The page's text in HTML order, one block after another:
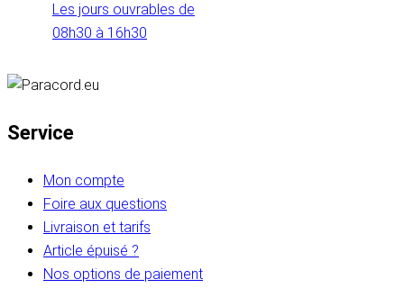
Les jours ouvrables de
08h30 à 16h30
Service
Mon compte
Foire aux questions
Livraison et tarifs
Article épuisé ?
Nos options de paiement